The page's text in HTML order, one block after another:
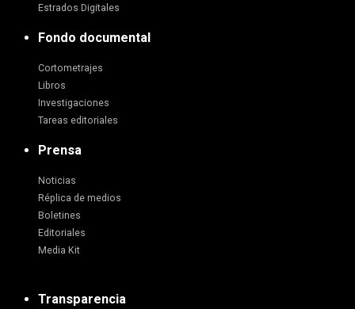
Estrados Digitales
Fondo documental
Cortometrajes
Libros
Investigaciones
Tareas editoriales
Prensa
Noticias
Réplica de medios
Boletines
Editoriales
Media Kit
Transparencia